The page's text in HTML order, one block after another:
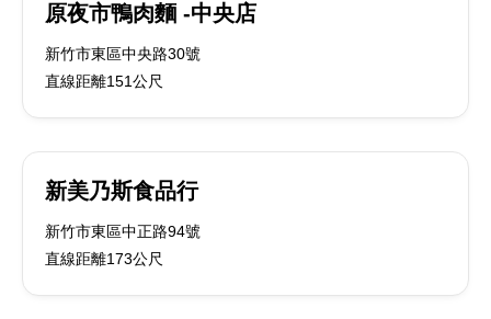
原夜市鴨肉麵 -中央店
新竹市東區中央路30號
直線距離151公尺
新美乃斯食品行
新竹市東區中正路94號
直線距離173公尺